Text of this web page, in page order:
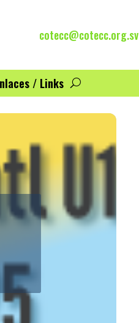
cotecc@cotecc.org.sv
/ Links